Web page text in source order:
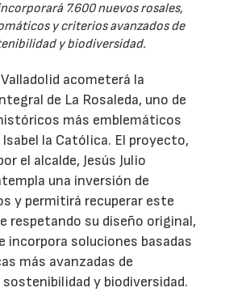
7.600 nuevos rosales,
y criterios avanzados de
y biodiversidad.
acometerá la
de La Rosaleda, uno de
más emblemáticos
Isabel la Católica. El proyecto,
el alcalde, Jesús Julio
una inversión de
y permitirá recuperar este
respetando su diseño original,
incorpora soluciones basadas
más avanzadas de
y biodiversidad.